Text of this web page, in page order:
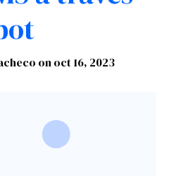
onoct 16, 2023